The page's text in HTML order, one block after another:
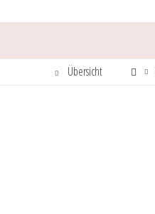
Übersicht